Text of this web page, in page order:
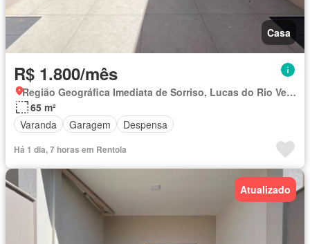
Casa
R$ 1.800/mês
Região Geográfica Imediata de Sorriso, Lucas do Rio Verde
65 m²
Varanda
Garagem Despensa
Há 1 dia, 7 horas em Rentola
Atualizado